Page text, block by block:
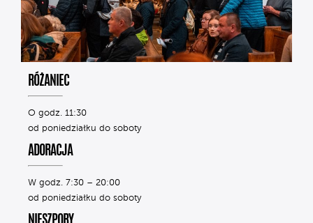
RÓŻANIEC
O godz. 11:30
od poniedziałku do soboty
ADORACJA
W godz. 7:30 – 20:00
od poniedziałku do soboty